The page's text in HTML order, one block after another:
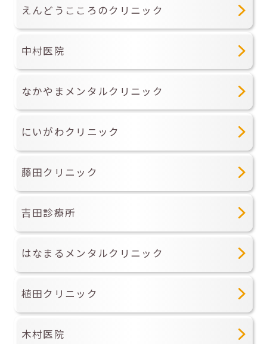
えんどうこころのクリニック
中村医院
なかやまメンタルクリニック
にいがわクリニック
藤田クリニック
吉田診療所
はなまるメンタルクリニック
植田クリニック
木村医院